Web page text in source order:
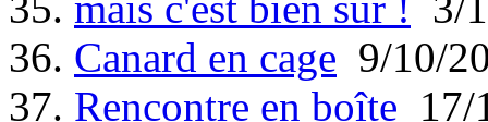
36. Canard en cage 9/10/
37. Rencontre en boîte 17/